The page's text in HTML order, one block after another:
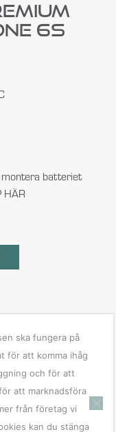
6S
batteriet
HÄR
iPhone Series,
ska fungera på
för att komma ihåg
och för att
att marknadsföra
från företag vi
kan du stänga